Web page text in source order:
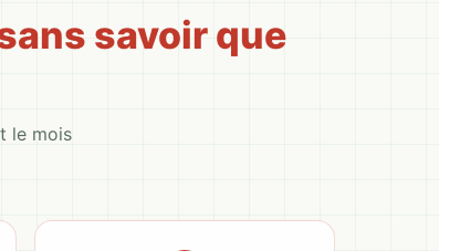
savoir que
le mois